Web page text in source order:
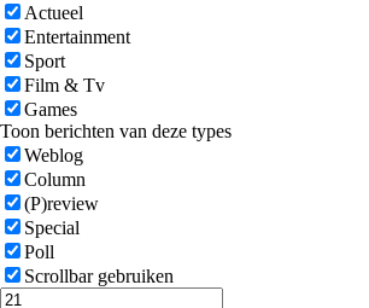
Actueel
Entertainment
Sport
Film & Tv
Games
Toon berichten van deze types
Weblog
Column
(P)review
Special
Poll
Scrollbar gebruiken